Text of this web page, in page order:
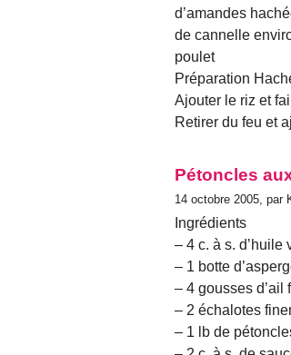
d’amandes
de cannelle
poulet
Préparation
Ajouter le riz et
Retirer du feu et
Pétoncles
14 octobre 2005, par
Ingrédients
– 4 c. à s. d’huile
– 1 botte
– 4 gousses d’ail
– 2 échalotes
– 1 lb de